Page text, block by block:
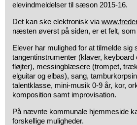
elevindmeldelser til sæson 2015-16.
Det kan ske elektronisk via
næsten øverst på siden, er et felt,
Elever har mulighed for at tilmelde
tangentinstrumenter (klaver,
fløjter), messingblæsere (trompet,
elguitar og elbas), sang,
talentklasse, mini-musik 0-9 år, kor,
komposition samt improvisation.
På nævnte kommunale hjemmeside
forskellige muligheder.